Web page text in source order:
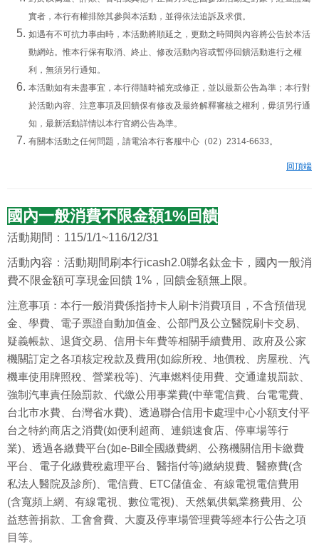
實者，本行有權排除其參與本活動，並得依法追訴及求償。
如遇有不可抗力事由時，本活動將順延之，更動之時間與內容將公告於本活
動網站。惟本行保有取消、終止、修改活動內容或暫停回饋活動進行之權
利，無須另行通知。
本活動如有未盡事宜，本行得隨時補充或修正，並以最新公告為準；本行對
於活動內容、注意事項及回饋保有修改及最終解釋審核之權利，毋須另行通
知，最新活動詳情以本行官網公告為準。
有關本活動之任何問題，請電洽本行客服中心（02）2314-6633。
回頂端
國內一般消費不限金額1%回饋
活動期間：115/1/1~116/12/31
活動內容： 活動期間刷本行icash2.0聯名鈦金卡， 國內一般消
費不限金額可享現金回饋 1%，回饋金額無上限。
注意事項： 本行一般消費係指持卡人刷卡消費項目，不含預借現
金、學費、電子票證自動加值金、公部門及公立醫院刷卡交易、
疑義帳款、退貨交易、信用卡年費等相關手續費用、政府及公家
機關訂定之各項核定稅款及費用(如綜所稅、地價稅、房屋稅、汽
機車使用牌照稅、營業稅等)、汽車燃料使用費、交通違規罰款、
強制汽車責任險罰款、代繳公用事業費(中華電信費、台電電費、
台北市水費、台灣省水費)、透過聯合信用卡處理中心小額支付平
台之特約商店之消費(如便利超商、連鎖速食店、停車場等行
業)、透過各繳費平台(如e-Bill全國繳費網、公務機關信用卡繳費
平台、電子化繳費稅處理平台、醫指付等)繳納規費、醫療費(含
私法人醫院及診所)、電信費、ETC儲值金、有線電視電信費用
(含寬頻上網、有線電視、數位電視)、天然氣供氣業務費用、公
益慈善捐款、工會會費、大廈及停車場管理費等經本行公告之項
目等。